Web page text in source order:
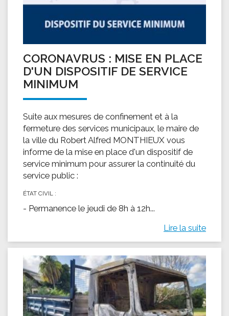
CORONAVRUS : MISE EN PLACE
D'UN DISPOSITIF DE SERVICE
MINIMUM
Suite aux mesures de confinement et à la
fermeture des services municipaux, le maire de
la ville du Robert Alfred MONTHIEUX vous
informe de la mise en place d'un dispositif de
service minimum pour assurer la continuité du
service public :
ÉTAT CIVIL :
- Permanence le jeudi de 8h à 12h...
Lire la suite